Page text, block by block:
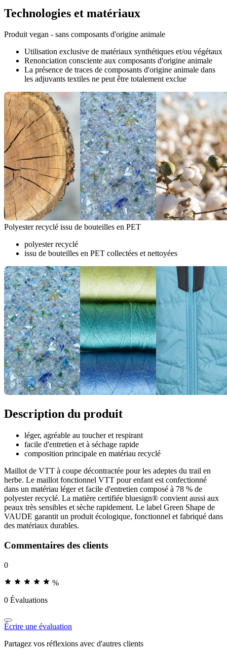
Technologies et matériaux
Produit vegan - sans composants d'origine animale
Utilisation exclusive de matériaux synthétiques et/ou végétaux
Renonciation consciente aux composants d'origine animale
La présence de traces de composants d'origine animale dans
les adjuvants textiles ne peut être totalement exclue
Polyester recyclé issu de bouteilles en PET
polyester recyclé
issu de bouteilles en PET collectées et nettoyées
Description du produit
léger, agréable au toucher et respirant
facile d'entretien et à séchage rapide
composition principale en matériau recyclé
Maillot de VTT à coupe décontractée pour les adeptes du trail en
herbe. Le maillot fonctionnel VTT pour enfant est confectionné
dans un matériau léger et facile d'entretien composé à 78 % de
polyester recyclé. La matière certifiée bluesign® convient aussi aux
peaux très sensibles et sèche rapidement. Le label Green Shape de
VAUDE garantit un produit écologique, fonctionnel et fabriqué dans
des matériaux durables.
Commentaires des clients
0
%
0 Évaluations
Écrire une évaluation
Partagez vos réflexions avec d'autres clients